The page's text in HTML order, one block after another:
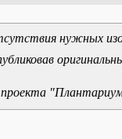
нужных
проекта